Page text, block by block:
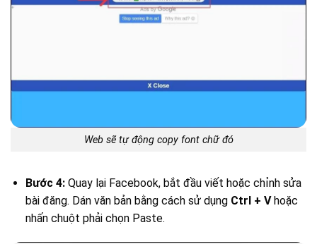
Web sẽ tự động copy font chữ đó
Bước 4:Quay lại Facebook, bắt đầu viết hoặc chỉnh sửa
bài đăng. Dán văn bản bằng cách sử dụng Ctrl + Vhoặc
nhấn chuột phải chọn Paste.